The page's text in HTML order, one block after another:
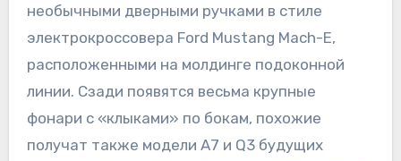
необычными дверными ручками в стиле
электрокроссовера Ford Mustang Mach-E,
расположенными на молдинге подоконной
линии. Сзади появятся весьма крупные
фонари с «клыками» по бокам, похожие
получат также модели A7 и Q3 будущих